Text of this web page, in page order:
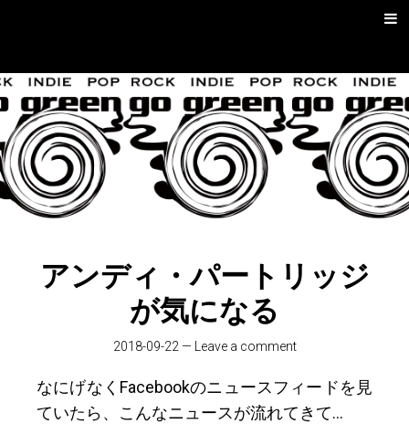
Menu
go green |
Rock/Psych
Music
アンディ・パートリッジ
が気になる
2018-09-22 — Leave a comment
なにげなくFacebookのニュースフィードを見
ていたら、こんなニュースが流れてきて…